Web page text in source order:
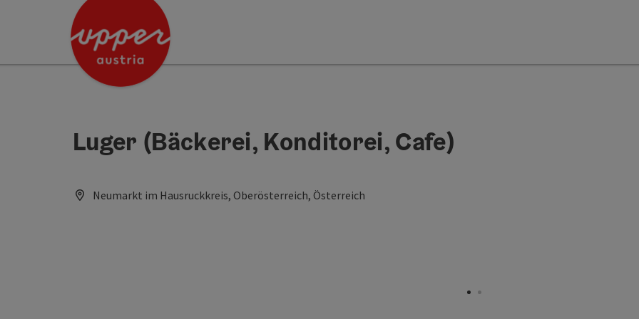
Accesskey
Accesskey
Luger (Bäckerei, Konditorei, Cafe)
Neumarkt im Hausruckkreis, Oberösterreich, Österreich